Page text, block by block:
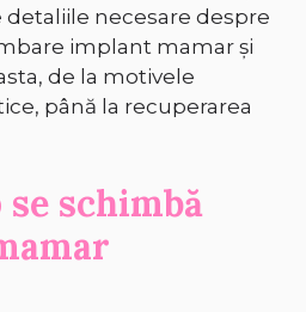
detaliile necesare despre
implant mamar și
de la motivele
până la recuperarea
schimbă